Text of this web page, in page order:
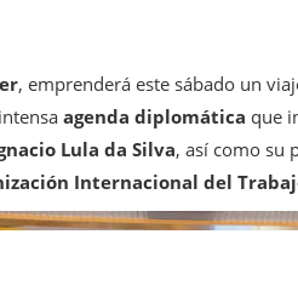
, emprenderá este sábado un
agenda diplomática que
Lula da Silva, así como su
Internacional del